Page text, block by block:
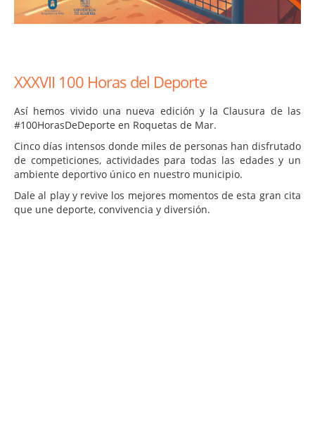
XXXVII 100 Horas del Deporte
Así hemos vivido una nueva edición y la Clausura de las
#100HorasDeDeporte en Roquetas de Mar.
Cinco días intensos donde miles de personas han disfrutado
de competiciones, actividades para todas las edades y un
ambiente deportivo único en nuestro municipio.
Dale al play y revive los mejores momentos de esta gran cita
que une deporte, convivencia y diversión.